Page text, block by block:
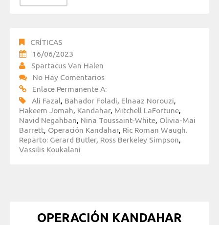
CRÍTICAS
16/06/2023
Spartacus Van Halen
No Hay Comentarios
Enlace Permanente A:
Ali Fazal, Bahador Foladi, Elnaaz Norouzi,
Hakeem Jomah, Kandahar, Mitchell LaFortune,
Navid Negahban, Nina Toussaint-White, Olivia-Mai
Barrett, Operación Kandahar, Ric Roman Waugh.
Reparto: Gerard Butler, Ross Berkeley Simpson,
Vassilis Koukalani
OPERACIÓN KANDAHAR